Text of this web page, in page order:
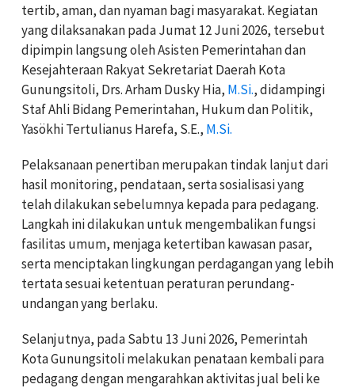
tertib, aman, dan nyaman bagi masyarakat. Kegiatan
yang dilaksanakan pada Jumat 12 Juni 2026, tersebut
dipimpin langsung oleh Asisten Pemerintahan dan
Kesejahteraan Rakyat Sekretariat Daerah Kota
Gunungsitoli, Drs. Arham Dusky Hia, M.Si., didampingi
Staf Ahli Bidang Pemerintahan, Hukum dan Politik,
Yasökhi Tertulianus Harefa, S.E., M.Si.
Pelaksanaan penertiban merupakan tindak lanjut dari
hasil monitoring, pendataan, serta sosialisasi yang
telah dilakukan sebelumnya kepada para pedagang.
Langkah ini dilakukan untuk mengembalikan fungsi
fasilitas umum, menjaga ketertiban kawasan pasar,
serta menciptakan lingkungan perdagangan yang lebih
tertata sesuai ketentuan peraturan perundang-
undangan yang berlaku.
Selanjutnya, pada Sabtu 13 Juni 2026, Pemerintah
Kota Gunungsitoli melakukan penataan kembali para
pedagang dengan mengarahkan aktivitas jual beli ke